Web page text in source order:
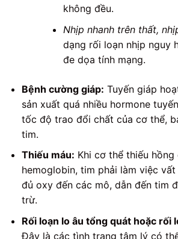
không đều.
Nhịp nhanh trên thất,
dạng rối loạn nhịp nguy
đe dọa tính mạng.
Bệnh cường giáp: Tuyến giáp
sản xuất quá nhiều hormone
tốc độ trao đổi chất của cơ thể,
tim.
Thiếu máu: Khi cơ thể thiếu hồng
hemoglobin, tim phải làm việc
đủ oxy đến các mô, dẫn đến tim
trừ.
Rối loạn lo âu tổng quát hoặc rối
Đây là các tình trạng tâm lý có